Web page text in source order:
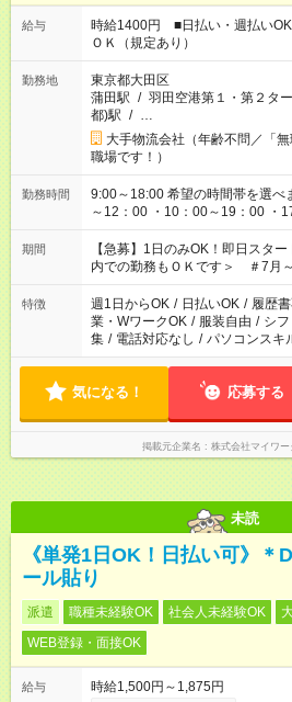
給与
時給1400円 ■日払い・週払い
ＯＫ（規定あり）
勤務地
東京都大田区
蒲田駅 / 羽田空港第１・第２タ
都)駅 / …
大手物流会社（年齢不問／「
職場です！）
勤務時間
9:00～18:00 希望の時間帯を選べます！ ＜シフト例＞ ・8：30
～12：00 ・10：00～19：00 ・
22：00 ・22：00～翌6：00 など
期間
【急募】1日のみOK！即日スタ
内での勤務もＯＫです＞ ＃7月
特徴 週1日からOK / 日払いOK / 履歴
業・WワークOK / 服装自由 / シ
集 / 電話対応なし / パソコンスキ
気になる！ 応募する
掲載元企業名 株式会社マイワー
未読
《単発1日OK！日払い可》＊
ール貼り
派遣 職種未経験OK 社会人未経験OK
WEB登録・面接OK
給与
時給1,500円～1,875円